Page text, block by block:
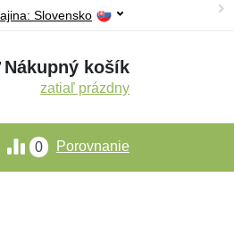
Slovensko
Nákupný košík
zatiaľ prázdny
0 Porovnanie